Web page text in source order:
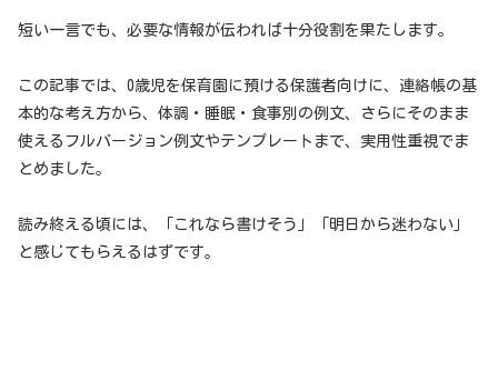
短い一言でも、必要な情報が伝われば十分役割を果たします。
この記事では、0歳児を保育園に預ける保護者向けに、連絡帳の基
本的な考え方から、体調・睡眠・食事別の例文、さらにそのまま
使えるフルバージョン例文やテンプレートまで、実用性重視でま
とめました。
読み終える頃には、「これなら書けそう」「明日から迷わない」
と感じてもらえるはずです。